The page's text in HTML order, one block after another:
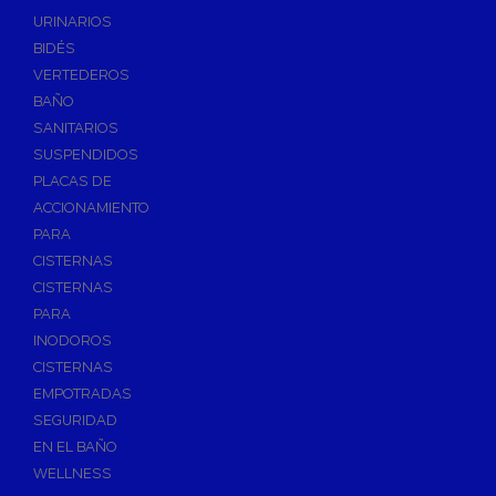
Válvulas de Esfera
Válvulas de Escuadra y Lavadora
Válvulas Reductoras de Presión
Válvulas de Retención
Electroválvulas
Válvulas de Compuerta
Válvulas de Contadores
Llaves de Paso
Accesorios de Valvulería
Calderines
Herramientas y Vestuario
Adhesivos Instantaneos
Selladores y Masillas
URINARIOS
BIDÉS
VERTEDEROS
BAÑO
SANITARIOS
SUSPENDIDOS
PLACAS DE
ACCIONAMIENTO
PARA
CISTERNAS
CISTERNAS
PARA
INODOROS
CISTERNAS
EMPOTRADAS
SEGURIDAD
EN EL BAÑO
WELLNESS